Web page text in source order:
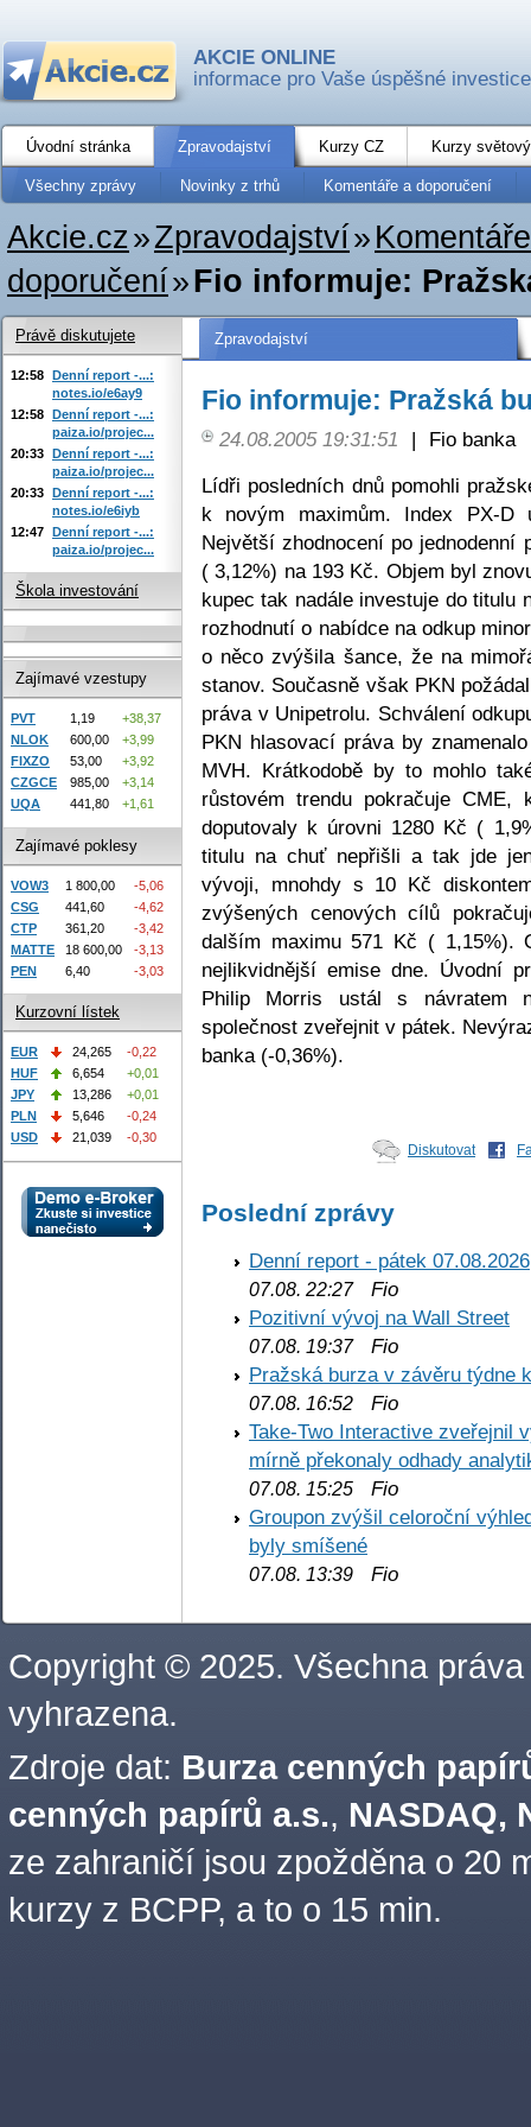
AKCIE ONLINE
informace pro Vaše úspěšné investice
Úvodní stránka Zpravodajství Kurzy CZ Kurzy
Všechny zprávy Novinky z trhů Komentáře a doporučení
Akcie.cz»Zpravodajství»
doporučení»Fio informuje:
Zpravodajství
Fio informuje: Pražská
24.08.2005 19:31:51 |
Fio banka
Lídři posledních dnů pomohli
k novým maximům. Index PX-
Největší zhodnocení po jednodenní
( 3,12%) na 193 Kč. Objem byl
kupec tak nadále investuje do titulu
rozhodnutí o nabídce na odkup
o něco zvýšila šance, že na
stanov. Současně však PKN
práva v Unipetrolu. Schválení
PKN hlasovací práva by
MVH. Krátkodobě by to mohlo
růstovém trendu pokračuje
doputovaly k úrovni 1280 Kč (
titulu na chuť nepřišli a tak jde
vývoji, mnohdy s 10 Kč
zvýšených cenových cílů
dalším maximu 571 Kč ( 1,15%).
nejlikvidnější emise dne. Úvodní
Philip Morris ustál s návratem
společnost zveřejnit v pátek.
banka (-0,36%).
Diskutovat
Poslední zprávy
Denní report - pátek 07.08.2026
07.08. 22:27Fio
Pozitivní vývoj na Wall Street
07.08. 19:37Fio
Pražská burza v závěru týdne
07.08. 16:52 Fio
Take-Two Interactive zveřejnil
mírně překonaly odhady
07.08. 15:25 Fio
Groupon zvýšil celoroční
byly smíšené
07.08. 13:39 Fio
Právě diskutujete
12:58 Denní report -...:
notes.io/e6ay9
12:58 Denní report -...:
paiza.io/projec...
20:33 Denní report -...:
paiza.io/projec...
20:33 Denní report -...:
notes.io/e6iyb
12:47 Denní report -...:
paiza.io/projec...
Škola investování
Zajímavé vzestupy
PVT 1,19
+38,37
NLOK
600,00
+3,99
FIXZO
53,00
+3,92
CZGCE
985,00
+3,14
UQA
441,80 +1,61
Zajímavé poklesy
VOW3 1 800,00
-5,06
CSG
441,60
-4,62
CTP
361,20
-3,42
MATTE
18 600,00
-3,13
PEN
6,40 -3,03
Kurzovní lístek
EUR 24,265
-0,22
HUF
6,654
+0,01
JPY
13,286
+0,01
PLN
5,646
-0,24
USD
21,039 -0,30
Copyright © 2025. Všechna práva
vyhrazena.
Zdroje dat: Burza cenných
cenných papírů a.s., NASDAQ,
ze zahraničí jsou zpožděna o 20
kurzy z BCPP, a to o 15 min.